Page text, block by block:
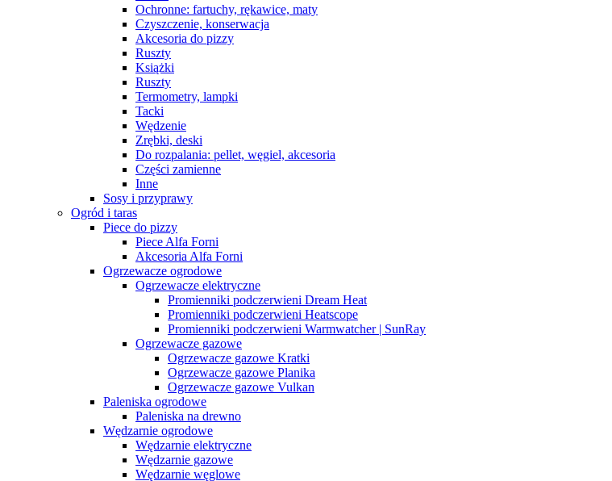
Ochronne: fartuchy, rękawice, maty
Czyszczenie, konserwacja
Akcesoria do pizzy
Ruszty
Książki
Ruszty
Termometry, lampki
Tacki
Wędzenie
Zrębki, deski
Do rozpalania: pellet, węgiel, akcesoria
Części zamienne
Inne
Sosy i przyprawy
Ogród i taras
Piece do pizzy
Piece Alfa Forni
Akcesoria Alfa Forni
Ogrzewacze ogrodowe
Ogrzewacze elektryczne
Promienniki podczerwieni Dream Heat
Promienniki podczerwieni Heatscope
Promienniki podczerwieni Warmwatcher | SunRay
Ogrzewacze gazowe
Ogrzewacze gazowe Kratki
Ogrzewacze gazowe Planika
Ogrzewacze gazowe Vulkan
Paleniska ogrodowe
Paleniska na drewno
Wędzarnie ogrodowe
Wędzarnie elektryczne
Wędzarnie gazowe
Wędzarnie węglowe